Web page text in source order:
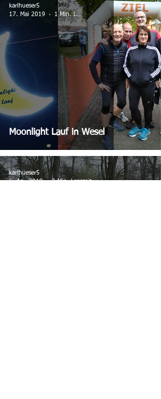
Moonlight Lauf in Wesel
karlhueser5
17. Mai 2019
1 Min. Lesezeit
karlhueser5
6. Apr. 2019
2 Min. Lesezeit